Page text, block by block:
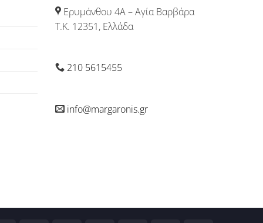
Ερυμάνθου 4Α – Αγία Βαρβάρα
Τ.Κ. 12351, Ελλάδα
210 5615455
info@margaronis.gr